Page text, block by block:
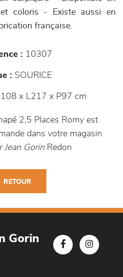
et coloris - Existe aussi en
française.
: 10307
: SOURICE
x L217 x P97 cm
2,5 Places Romy est
dans votre magasin
Jean GorinRedon
RETOUR
Gorin